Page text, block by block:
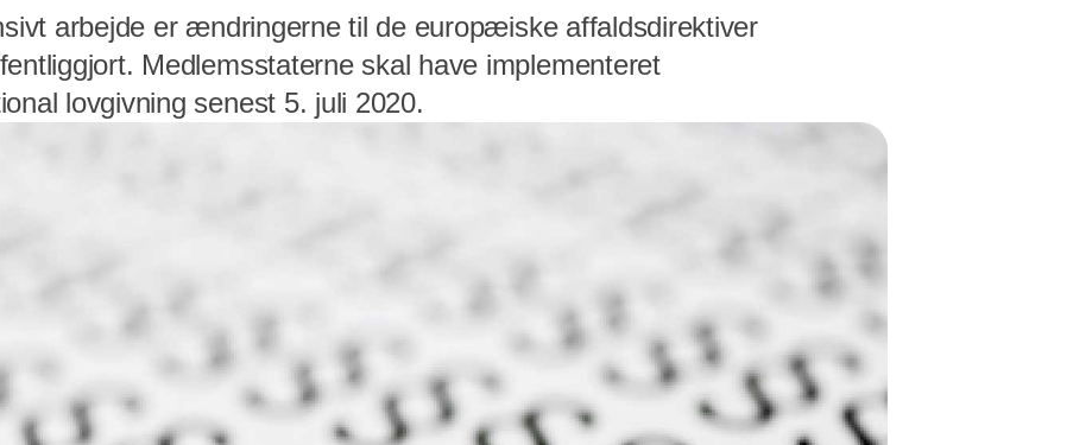
arbejde er ændringerne til de europæiske affaldsdirektiver
Medlemsstaterne skal have implementeret
lovgivning senest 5. juli 2020.